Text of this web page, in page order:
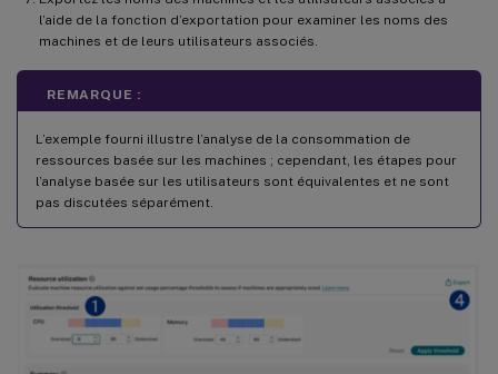
l’aide de la fonction d’exportation pour examiner les noms des
machines et de leurs utilisateurs associés.
REMARQUE :
L’exemple fourni illustre l’analyse de la consommation de
ressources basée sur les machines ; cependant, les étapes pour
l’analyse basée sur les utilisateurs sont équivalentes et ne sont
pas discutées séparément.